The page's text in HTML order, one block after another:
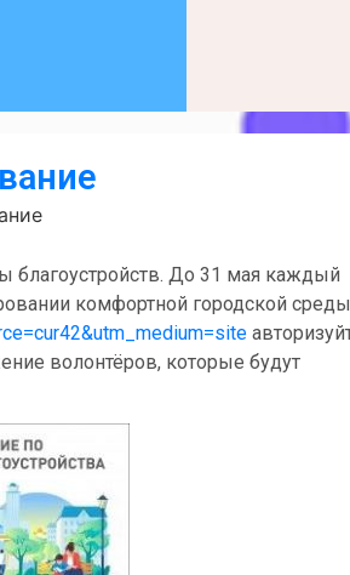
благоустройств. До 31 мая каждый
комфортной городской
волонтёров, которые будут